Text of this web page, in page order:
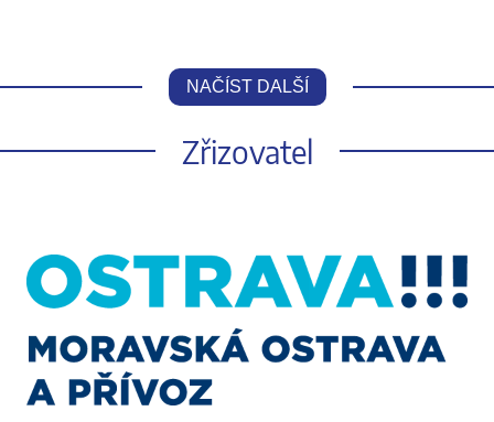
NAČÍST DALŠÍ
Zřizovatel